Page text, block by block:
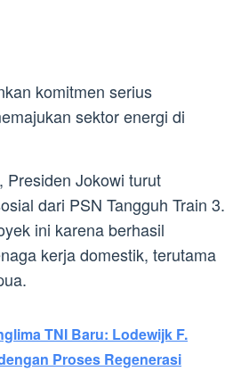
komitmen serius
sektor energi di
Presiden Jokowi turut
dari PSN Tangguh Train 3.
ini karena berhasil
kerja domestik, terutama
TNI Baru: Lodewijk F.
Proses Regenerasi